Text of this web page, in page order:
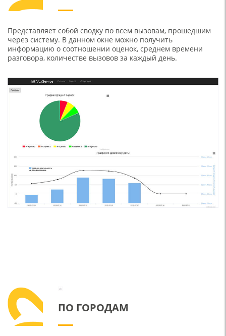
Представляет собой сводку по всем вызовам, прошедшим
через систему. В данном окне можно получить
информацию о соотношении оценок, среднем времени
разговора, количестве вызовов за каждый день.
ПО ГОРОДАМ